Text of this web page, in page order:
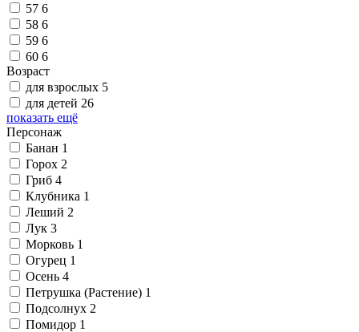
57 6
58 6
59 6
60 6
Возраст
для взрослых 5
для детей 26
показать ещё
Персонаж
Банан 1
Горох 2
Гриб 4
Клубника 1
Леший 2
Лук 3
Морковь 1
Огурец 1
Осень 4
Петрушка (Растение) 1
Подсолнух 2
Помидор 1